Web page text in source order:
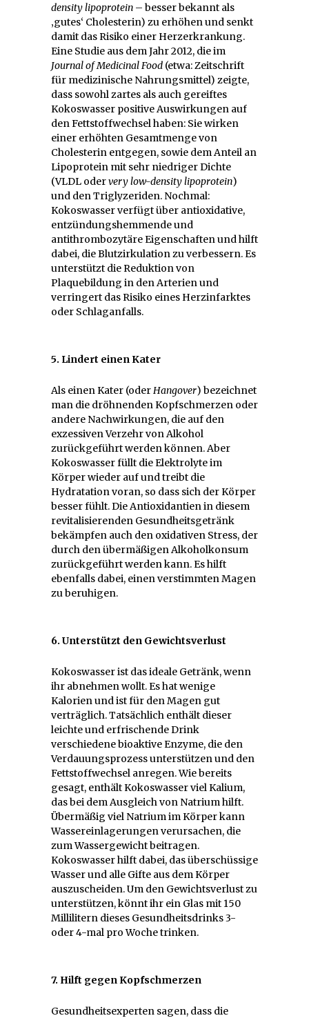
density lipoprotein – besser bekannt als
‚gutes‘ Cholesterin) zu erhöhen und senkt
damit das Risiko einer Herzerkrankung.
Eine Studie aus dem Jahr 2012, die im
Journal of Medicinal Food (etwa: Zeitschrift
für medizinische Nahrungsmittel) zeigte,
dass sowohl zartes als auch gereiftes
Kokoswasser positive Auswirkungen auf
den Fettstoffwechsel haben: Sie wirken
einer erhöhten Gesamtmenge von
Cholesterin entgegen, sowie dem Anteil an
Lipoprotein mit sehr niedriger Dichte
(VLDL odervery low-density lipoprotein)
und den Triglyzeriden. Nochmal:
Kokoswasser verfügt über antioxidative,
entzündungshemmende und
antithrombozytäre Eigenschaften und hilft
dabei, die Blutzirkulation zu verbessern. Es
unterstützt die Reduktion von
Plaquebildung in den Arterien und
verringert das Risiko eines Herzinfarktes
oder Schlaganfalls.
5. Lindert einen Kater
Als einen Kater (oderHangover) bezeichnet
man die dröhnenden Kopfschmerzen oder
andere Nachwirkungen, die auf den
exzessiven Verzehr von Alkohol
zurückgeführt werden können. Aber
Kokoswasser füllt die Elektrolyte im
Körper wieder auf und treibt die
Hydratation voran, so dass sich der Körper
besser fühlt. Die Antioxidantien in diesem
revitalisierenden Gesundheitsgetränk
bekämpfen auch den oxidativen Stress, der
durch den übermäßigen Alkoholkonsum
zurückgeführt werden kann. Es hilft
ebenfalls dabei, einen verstimmten Magen
zu beruhigen.
6. Unterstützt den Gewichtsverlust
Kokoswasser ist das ideale Getränk, wenn
ihr abnehmen wollt. Es hat wenige
Kalorien und ist für den Magen gut
verträglich. Tatsächlich enthält dieser
leichte und erfrischende Drink
verschiedene bioaktive Enzyme, die den
Verdauungsprozess unterstützen und den
Fettstoffwechsel anregen. Wie bereits
gesagt, enthält Kokoswasser viel Kalium,
das bei dem Ausgleich von Natrium hilft.
Übermäßig viel Natrium im Körper kann
Wassereinlagerungen verursachen, die
zum Wassergewicht beitragen.
Kokoswasser hilft dabei, das überschüssige
Wasser und alle Gifte aus dem Körper
auszuscheiden. Um den Gewichtsverlust zu
unterstützen, könnt ihr ein Glas mit 150
Millilitern dieses Gesundheitsdrinks 3-
oder 4-mal pro Woche trinken.
7. Hilft gegen Kopfschmerzen
Gesundheitsexperten sagen, dass die